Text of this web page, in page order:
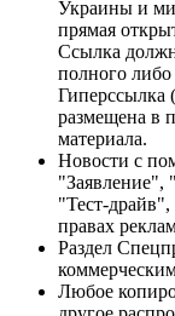
Украины и
прямая
Ссылка
полного либо
Гиперссылка
размещена в
материала.
Новости с
"Тест-
правах
Раздел
Любое